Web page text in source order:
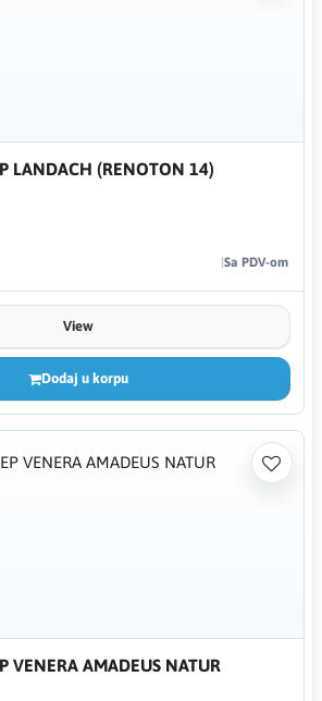
LANDACH (RENOTON 14)
Sa PDV-om
View
Dodaj u korpu
VENERA AMADEUS NATUR